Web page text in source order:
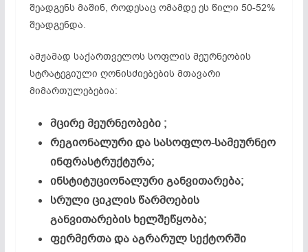
შეადგენს მაშინ, როდესაც ომამდე ეს წილი 50-52%
შეადგენდა.
ამჟამად საქართველოს სოფლის მეურნეობის
სტრატეგიული ღონისძიებების მთავარი
მიმართულებებია:
მცირე მეურნეობები ;
რეგიონალური და სასოფლო-სამეურნეო
ინფრასტრუქტურა;
ინსტიტუციონალური განვითარება;
სრული ციკლის წარმოების
განვითარების ხელშეწყობა;
ფერმერთა და აგრარულ სექტორში